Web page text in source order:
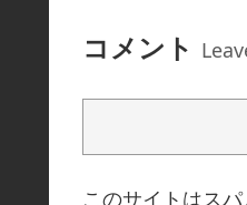
コメント
このサイトはス